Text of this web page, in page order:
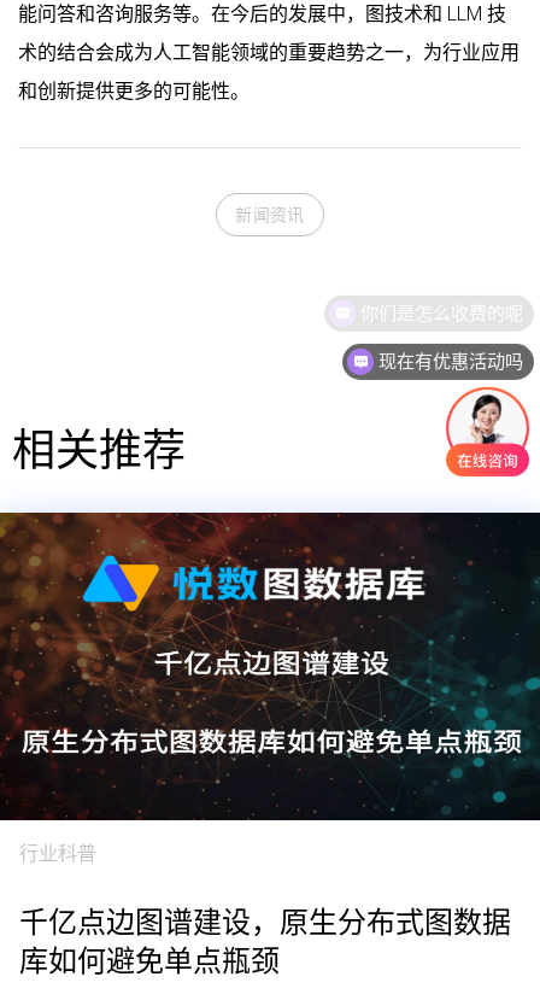
能问答和咨询服务等。在今后的发展中，图技术和 LLM 技
术的结合会成为人工智能领域的重要趋势之一，为行业应用
和创新提供更多的可能性。
新闻资讯
相关推荐
行业科普
千亿点边图谱建设，原生分布式图数据
库如何避免单点瓶颈
现在有优惠活动吗